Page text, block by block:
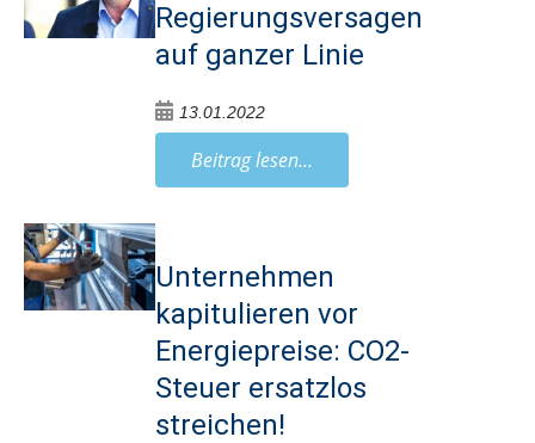
Regierungsversagen
auf ganzer Linie
13.01.2022
Beitrag lesen...
Unternehmen
kapitulieren vor
Energiepreise: CO2-
Steuer ersatzlos
streichen!